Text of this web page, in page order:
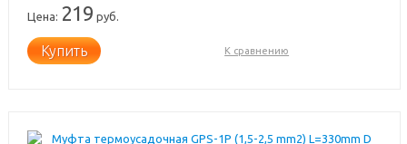
Цена: 219 руб.
Купить К сравнению